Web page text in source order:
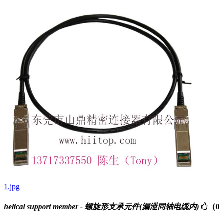
1.jpg
helical support member - 螺旋形支承元件(漏泄同轴电缆内) （